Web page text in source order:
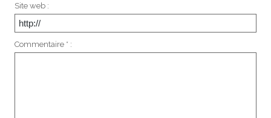
Site web :
Commentaire * :